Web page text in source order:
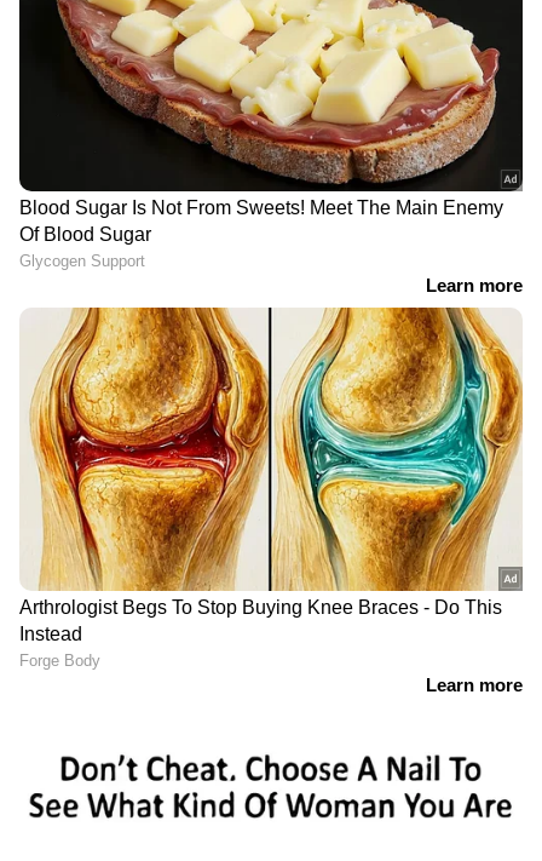
അനിവാര്യമാണെന്ന നിലപാടിലാണ് നിതി
ആയോഗ്. 2047 ഓടെ ഇന്ത്യയെ വികസിത
രാജ്യമാക്കുക എന്ന ദേശീയ ലക്ഷ്യത്തിന്റെ
ഭാഗമായാണ് എല്ലാവർക്കും സാമ്പത്തിക
സേവനങ്ങൾ ഉറപ്പാക്കുന്ന ജൻ ധൻ
പദ്ധതികളുടെ പ്രവർത്തനം സർക്കാർ
സമഗ്രമായി വിലയിരുത്തുന്നതെന്നും
ഔദ്യോഗിക വൃത്തങ്ങൾ വ്യക്തമാക്കി.